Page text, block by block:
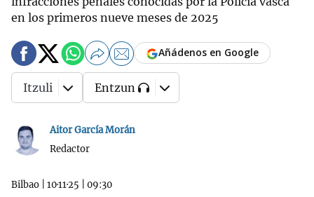
en los primeros nueve meses de 2025
Aitor García Morán
Redactor
Bilbao 10·11·25 09:30
Añádenos en Google
Itzuli Entzun